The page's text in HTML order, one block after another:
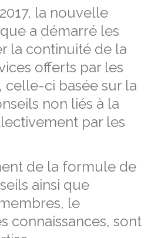
la nouvelle
a démarré les
la continuité de la
offerts par les
ci basée sur la
non liés à la
par les
de la formule de
ainsi que
le
connaissances, sont